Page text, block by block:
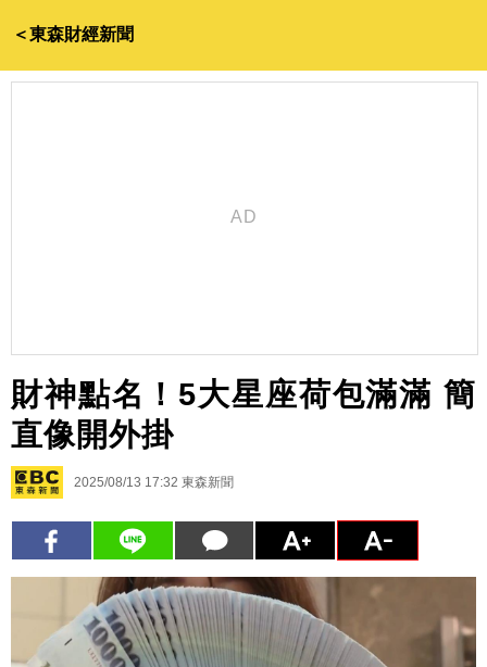
＜東森財經新聞
財神點名！5大星座荷包滿滿 簡
直像開外掛
2025/08/13 17:32 東森新聞